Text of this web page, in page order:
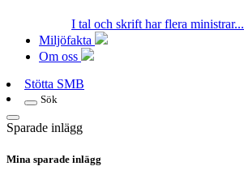
I tal och skrift har flera ministrar...
Miljöfakta
Om oss
Stötta SMB
Sök
Sparade inlägg
Mina sparade inlägg